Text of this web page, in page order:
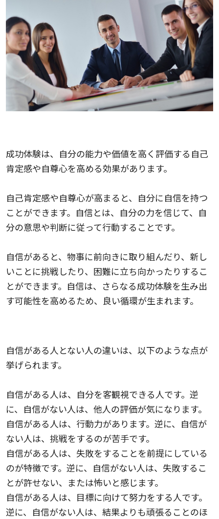
成功体験は、自分の能力や価値を高く評価する自己
肯定感や自尊心を高める効果があります。
自己肯定感や自尊心が高まると、自分に自信を持つ
ことができます。自信とは、自分の力を信じて、自
分の意思や判断に従って行動することです。
自信があると、物事に前向きに取り組んだり、新し
いことに挑戦したり、困難に立ち向かったりするこ
とができます。自信は、さらなる成功体験を生み出
す可能性を高めるため、良い循環が生まれます。
自信がある人とない人の違いは、以下のような点が
挙げられます。
自信がある人は、自分を客観視できる人です。逆
に、自信がない人は、他人の評価が気になります。
自信がある人は、行動力があります。逆に、自信が
ない人は、挑戦をするのが苦手です。
自信がある人は、失敗をすることを前提にしている
のが特徴です。逆に、自信がない人は、失敗するこ
とが許せない、または怖いと感じます。
自信がある人は、目標に向けて努力をする人です。
逆に、自信がない人は、結果よりも頑張ることのほ